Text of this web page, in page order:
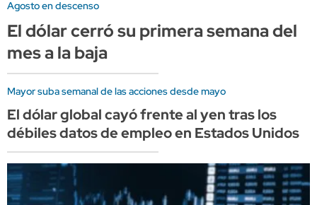
Agosto en descenso
El dólar cerró su primera semana del
mes a la baja
Mayor suba semanal de las acciones desde mayo
El dólar global cayó frente al yen tras los
débiles datos de empleo en Estados Unidos